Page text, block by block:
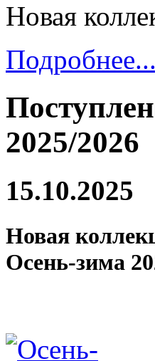
Новая
Подробнее...
2025/2026
15.10.2025
Новая
Осень-зима